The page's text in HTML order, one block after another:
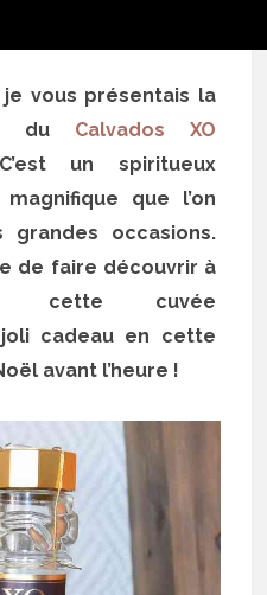
vous présentais la
du Calvados XO
un spiritueux
magnifique que l’on
occasions.
de faire découvrir à
cette cuvée
cadeau en cette
avant l’heure !